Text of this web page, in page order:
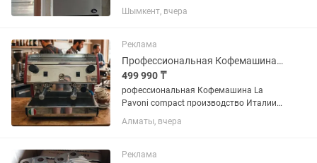
10-12 литров. Розница 70000 тенге.
Оптом 63000 тенге Медный
сенсорное управление.
Принудительная вытяжка+...
Шымкент, вчера
Реклама
Профессиональная Кофемашина La Pavoni
499 990 ₸
рофессиональная Кофемашина La
Pavoni compact производство Италии,
состояние хорошее на холдеры новые
прокладки, всё в рабочем состоянии.
Основные...
Алматы, вчера
Реклама